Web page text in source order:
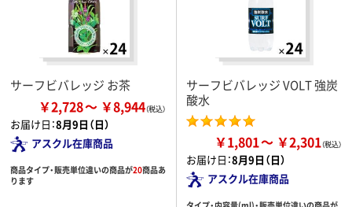
サーフビバレッジ お茶
￥2,728 ￥8,944
お届け日：8月9日（日）
アスクル在庫商品
商品タイプ・販売単位違いの商品が20商品あ
ります
サーフビバレッジ VOLT 強炭
酸水
￥1,801 ￥2,301
お届け日：8月9日（日）
アスクル在庫商品